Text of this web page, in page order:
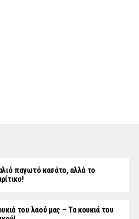
παγωτό κασάτο, αλλά το
του λαού μας – Τα κουκιά του